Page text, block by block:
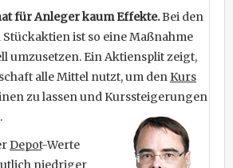
für Anleger kaum Effekte.Bei den
ist so eine Maßnahme
umzusetzen. Ein Aktiensplit zeigt,
alle Mittel nutzt, um denKurs
zu lassen und Kurssteigerungen
Depot-Werte